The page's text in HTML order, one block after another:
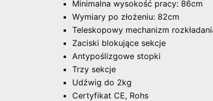
Minimalna wysokość pracy: 86cm
Wymiary po złożeniu: 82cm
Teleskopowy mechanizm
Zaciski blokujące sekcje
Antypoślizgowe stopki
Trzy sekcje
Udźwig do 2kg
Certyfikat CE, Rohs